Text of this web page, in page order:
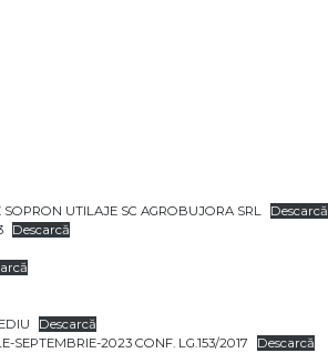
UTILAJE SC AGROBUJORA SRL
Descarcă
Descarcă
Descarcă
SEPTEMBRIE-2023 CONF. LG.153/2017
Descarcă